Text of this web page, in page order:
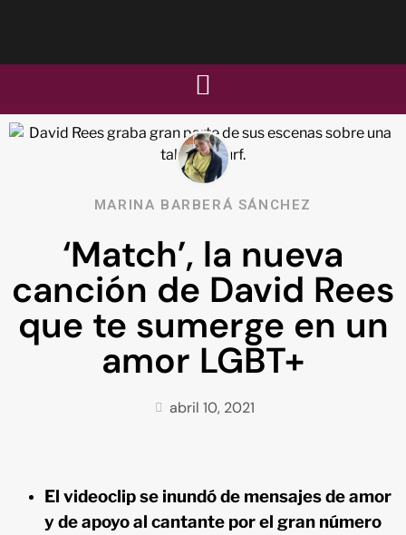
MARINA BARBERÁ SÁNCHEZ
‘Match’, la nueva
canción de David Rees
que te sumerge en un
amor LGBT+
abril 10, 2021
El videoclip se inundó de mensajes de amor
y de apoyo al cantante por el gran número